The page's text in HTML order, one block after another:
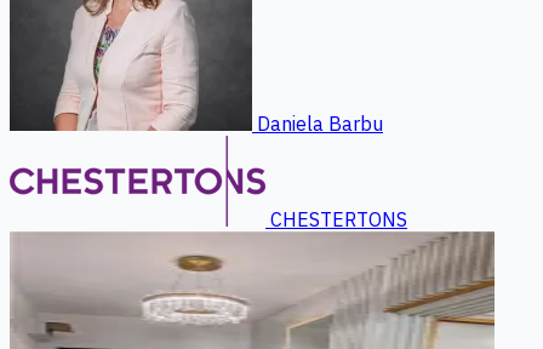
Daniela Barbu
CHESTERTONS